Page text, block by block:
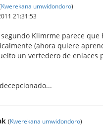
Kwerekana umwidondoro)
21:31:53
segundo Klimrme parece que
(ahora quiere
un vertedero de enlaces
(Kwerekana umwidondoro)